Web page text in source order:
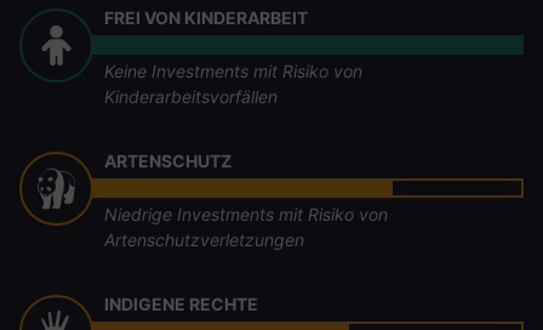
FREI VON KINDERARBEIT
Keine Investments mit Risiko von
Kinderarbeitsvorfällen
ARTENSCHUTZ
Niedrige Investments mit Risiko von
Artenschutzverletzungen
INDIGENE RECHTE